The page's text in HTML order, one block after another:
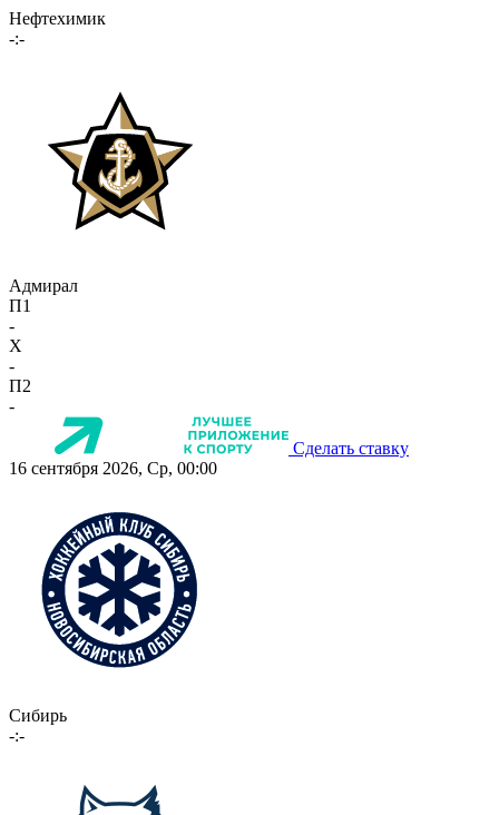
Нефтехимик
-:-
Адмирал
П1
-
X
-
П2
-
Сделать ставку
16 сентября 2026, Ср, 00:00
Сибирь
-:-